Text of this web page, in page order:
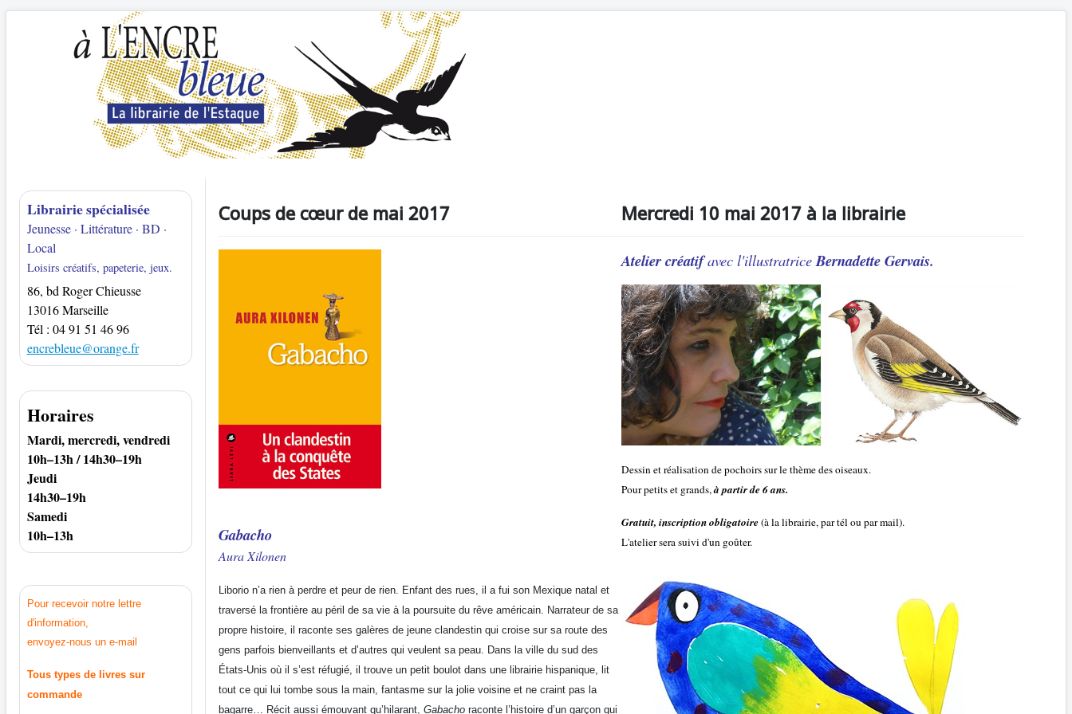
Librairie spécialisée
Jeunesse · Littérature · BD ·
Local
Loisirs créatifs, papeterie, jeux.
86, bd Roger Chieusse
13016 Marseille
Tél : 04 91 51 46 96
encrebleue@orange.fr
Horaires
Mardi, mercredi, vendredi
10h–13h / 14h30–19h
Jeudi
14h30–19h
Samedi
10h–13h
Pour recevoir notre lettre
d'information,
envoyez-nous un e-mail
Tous types de livres sur
commande
Coups de cœur de mai 2017
Gabacho
Aura Xilonen
Liborio n’a rien à perdre et peur de rien. Enfant des rues, il a fui son Mexique natal et
traversé la frontière au péril de sa vie à la poursuite du rêve américain. Narrateur de sa
propre histoire, il raconte ses galères de jeune clandestin qui croise sur sa route des
gens parfois bienveillants et d’autres qui veulent sa peau. Dans la ville du sud des
États-Unis où il s’est réfugié, il trouve un petit boulot dans une librairie hispanique, lit
tout ce qui lui tombe sous la main, fantasme sur la jolie voisine et ne craint pas la
bagarre… Récit aussi émouvant qu’hilarant, Gabacho raconte l’histoire d’un garçon qui
Mercredi 10 mai 2017 à la librairie
Atelier créatifavec l'illustratriceBernadette Gervais.
Dessin et réalisation de pochoirs sur le thème des oiseaux.
Pour petits et grands,à partir de 6 ans.
Gratuit, inscription obligatoire(à la librairie, par tél ou par mail).
L'atelier sera suivi d'un goûter.